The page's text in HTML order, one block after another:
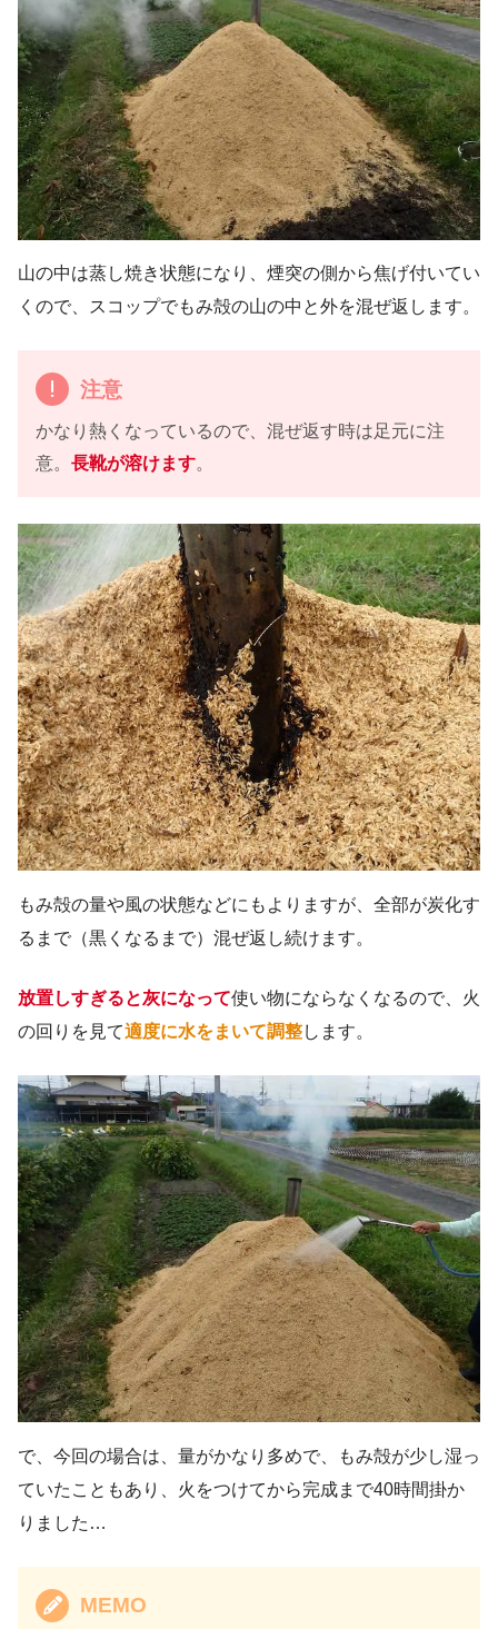
山の中は蒸し焼き状態になり、煙突の側から焦げ付いてい
くので、スコップでもみ殻の山の中と外を混ぜ返します。
注意
かなり熱くなっているので、混ぜ返す時は足元に注
意。 長靴が溶けます。
もみ殻の量や風の状態などにもよりますが、全部が炭化す
るまで（黒くなるまで）混ぜ返し続けます。
放置しすぎると灰になって使い物にならなくなるので、火
の回りを見て適度に水をまいて調整します。
で、今回の場合は、量がかなり多めで、もみ殻が少し湿っ
ていたこともあり、火をつけてから完成まで40時間掛か
りました…
MEMO